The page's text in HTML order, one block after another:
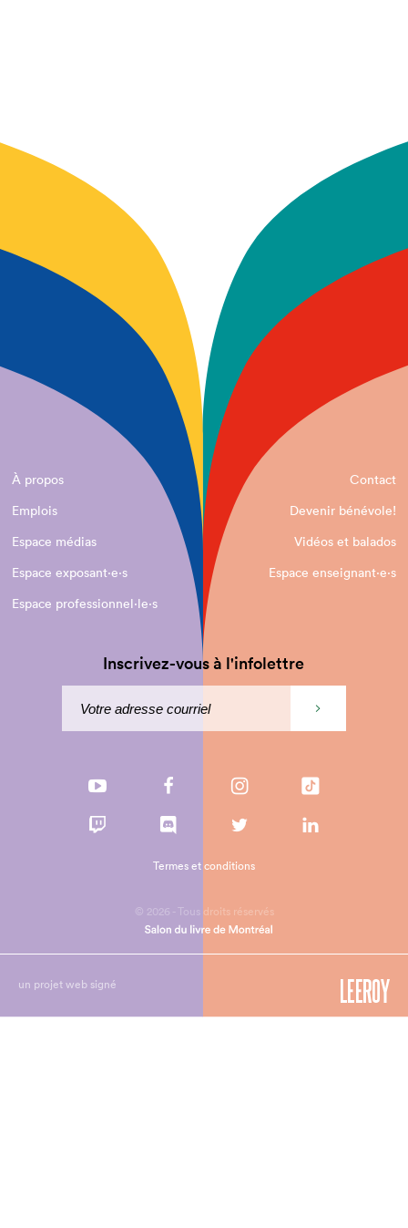
À propos
Contact
Emplois
Devenir bénévole!
Espace médias
Vidéos et balados
Espace exposant·e⋅s
Espace enseignant·e⋅s
Espace professionnel·le⋅s
Inscrivez-vous à l'infolettre
© 2026 - Tous droits réservés
Termes et conditions
un projet web signé